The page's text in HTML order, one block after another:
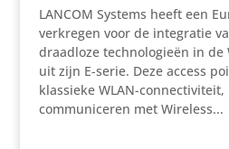
LANCOM Systems heeft een
verkregen voor de integratie
draadloze technologieën in de
uit zijn E-serie. Deze access
klassieke WLAN-
communiceren met Wireless...